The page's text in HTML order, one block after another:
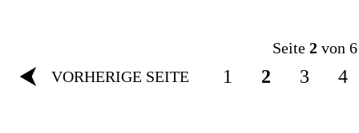
Seite 2von 6
⮜ VORHERIGE SEITE 1 2 3 4